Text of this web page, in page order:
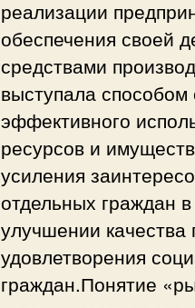
реализации
обеспечения своей
средствами
выступала
эффективного
ресурсов и
усиления
отдельных граждан
улучшении качества
удовлетворения
граждан.Понятие